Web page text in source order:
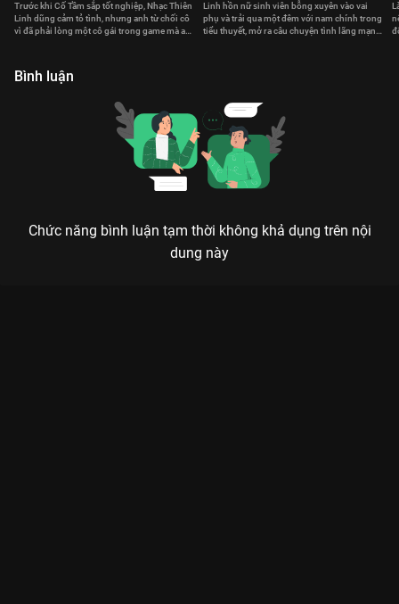
Trước khi Cố Tầm sắp tốt nghiệp, Nhạc Thiên
Linh dũng cảm tỏ tình, nhưng anh từ chối cô
vì đã phải lòng một cô gái trong game mà anh
Linh hồn nữ sinh viên bỗng xuyên vào vai
phụ và trải qua một đêm với nam chính trong
tiểu thuyết, mở ra câu chuyện tình lãng mạn
Bình luận
Chức năng bình luận tạm thời không khả dụng trên nội
dung này